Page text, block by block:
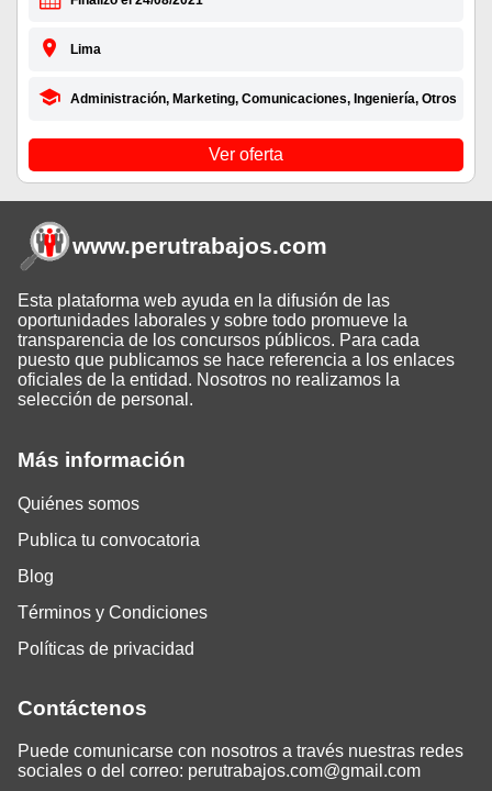
Lima
Administración, Marketing, Comunicaciones, Ingeniería, Otros
Ver oferta
Más información
Quiénes somos
Publica tu convocatoria
Blog
Términos y Condiciones
Políticas de privacidad
Contáctenos
Puede comunicarse con nosotros a través nuestras redes
sociales o del correo: perutrabajos.com@gmail.com
www.perutrabajos.com
Esta plataforma web ayuda en la difusión de las
oportunidades laborales y sobre todo promueve la
transparencia de los concursos públicos. Para cada
puesto que publicamos se hace referencia a los enlaces
oficiales de la entidad. Nosotros no realizamos la
selección de personal.